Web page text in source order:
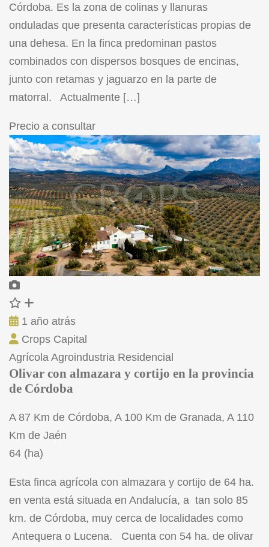
Córdoba. Es la zona de colinas y llanuras
onduladas que presenta características propias de
una dehesa. En la finca predominan pastos
combinados con dispersos bosques de encinas,
junto con retamas y jaguarzo en la parte de
matorral. Actualmente […]
Precio a consultar
1 año atrás
Crops Capital
Agrícola Agroindustria Residencial
Olivar con almazara y cortijo en la provincia
de Córdoba
A 87 Km de Córdoba, A 100 Km de Granada, A 110
Km de Jaén
64 (ha)
Esta finca agrícola con almazara y cortijo de 64 ha.
en venta está situada en Andalucía, a tan solo 85
km. de Córdoba, muy cerca de localidades como
Antequera o Lucena. Cuenta con 54 ha. de olivar